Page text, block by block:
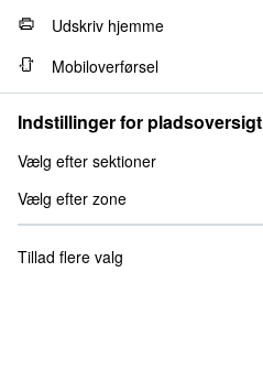
Udskriv hjemme
Mobiloverførsel
Indstillinger for pladsoversigt
Vælg efter sektioner
Vælg efter zone
Tillad flere valg